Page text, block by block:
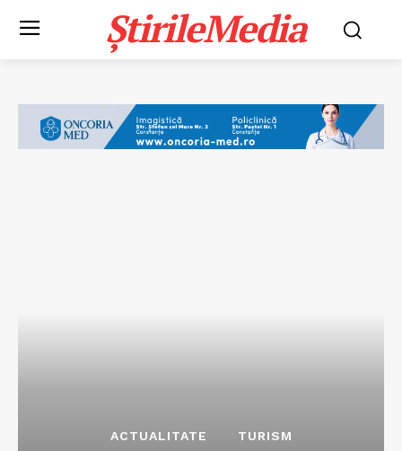
ȘtirileMedia
ACTUALITATE TURISM